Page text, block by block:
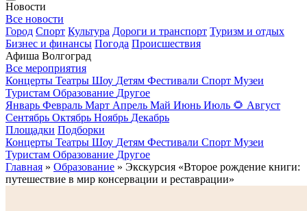
Новости
Все новости
Город Спорт Культура Дороги и транспорт Туризм и отдых
Бизнес и финансы Погода Происшествия
Афиша Волгоград
Все мероприятия
Концерты Театры Шоу Детям Фестивали Спорт Музеи
Туристам Образование Другое
Январь Февраль Март Апрель Май Июнь Июль 🌻 Август
Сентябрь Октябрь Ноябрь Декабрь
Площадки Подборки
Концерты Театры Шоу Детям Фестивали Спорт Музеи
Туристам Образование Другое
Главная » Образование » Экскурсия «Второе рождение книги:
путешествие в мир консервации и реставрации»